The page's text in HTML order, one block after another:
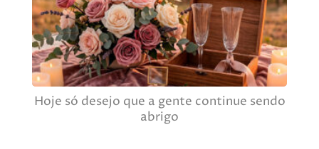
Hoje só desejo que a gente continue sendo
abrigo